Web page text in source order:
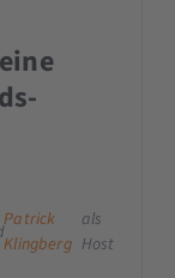
Patrick
Klingberg
als
Host